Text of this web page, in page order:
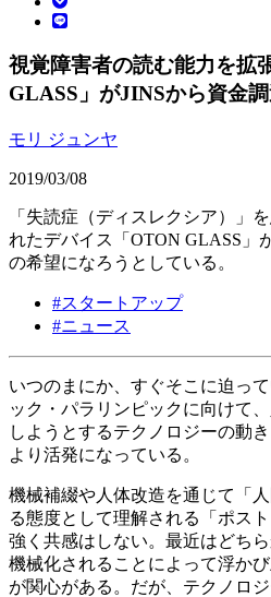
視覚障害者の読む能力を拡
GLASS」がJINSから資金
モリ ジュンヤ
2019/03/08
「失読症（ディスレクシア）」
れたデバイス「OTON GLASS」
の希望になろうとしている。
#スタートアップ
#ニュース
いつのまにか、すぐそこに迫っ
ック・パラリンピックに向けて
しようとするテクノロジーの動
より活発になっている。
機械補綴や人体改造を通じて「
る態度として理解される「ポス
強く共感はしない。最近はどち
機械化されることによって浮か
が関心がある。だが、テクノロ